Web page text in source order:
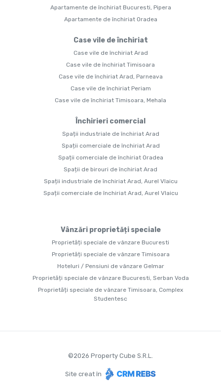
Apartamente de închiriat Bucuresti, Pipera
Apartamente de închiriat Oradea
Case vile de închiriat
Case vile de închiriat Arad
Case vile de închiriat Timisoara
Case vile de închiriat Arad, Parneava
Case vile de închiriat Periam
Case vile de închiriat Timisoara, Mehala
Închirieri comercial
Spații industriale de închiriat Arad
Spații comerciale de închiriat Arad
Spații comerciale de închiriat Oradea
Spații de birouri de închiriat Arad
Spații industriale de închiriat Arad, Aurel Vlaicu
Spații comerciale de închiriat Arad, Aurel Vlaicu
Vânzări proprietăți speciale
Proprietăți speciale de vânzare Bucuresti
Proprietăți speciale de vânzare Timisoara
Hoteluri / Pensiuni de vânzare Gelmar
Proprietăți speciale de vânzare Bucuresti, Serban Voda
Proprietăți speciale de vânzare Timisoara, Complex
Studentesc
©2026 Property Cube S.R.L.
Site creat în